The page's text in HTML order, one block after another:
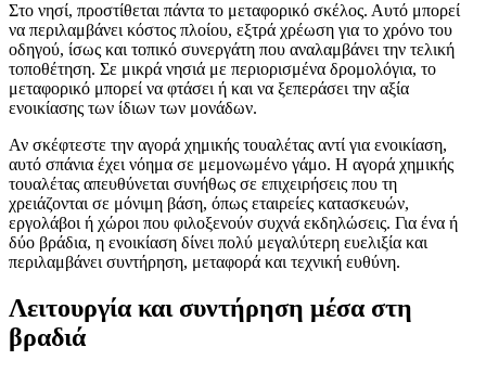
Στο νησί, προστίθεται πάντα το μεταφορικό σκέλος. Αυτό μπορεί
να περιλαμβάνει κόστος πλοίου, εξτρά χρέωση για το χρόνο του
οδηγού, ίσως και τοπικό συνεργάτη που αναλαμβάνει την τελική
τοποθέτηση. Σε μικρά νησιά με περιορισμένα δρομολόγια, το
μεταφορικό μπορεί να φτάσει ή και να ξεπεράσει την αξία
ενοικίασης των ίδιων των μονάδων.
Αν σκέφτεστε την αγορά χημικής τουαλέτας αντί για ενοικίαση,
αυτό σπάνια έχει νόημα σε μεμονωμένο γάμο. Η αγορά χημικής
τουαλέτας απευθύνεται συνήθως σε επιχειρήσεις που τη
χρειάζονται σε μόνιμη βάση, όπως εταιρείες κατασκευών,
εργολάβοι ή χώροι που φιλοξενούν συχνά εκδηλώσεις. Για ένα ή
δύο βράδια, η ενοικίαση δίνει πολύ μεγαλύτερη ευελιξία και
περιλαμβάνει συντήρηση, μεταφορά και τεχνική ευθύνη.
Λειτουργία και συντήρηση μέσα στη
βραδιά